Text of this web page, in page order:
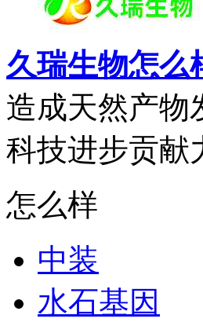
久瑞生物怎么
造成天然产物
科技进步贡献
怎么样
中装
水石基因